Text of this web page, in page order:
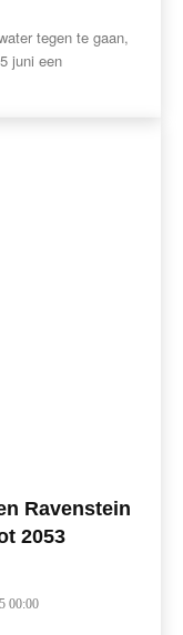
tegen te gaan,
juni een
Ravenstein
2053
00:00